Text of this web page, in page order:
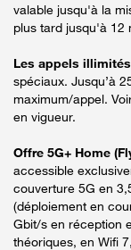
valable jusqu'à la
plus tard jusqu'à 12
Les appels illimités
spéciaux. Jusqu’à
maximum/appel.
en vigueur.
Offre 5G+ Home
accessible
couverture 5G en
(déploiement en
Gbit/s en réception
théoriques, en Wifi